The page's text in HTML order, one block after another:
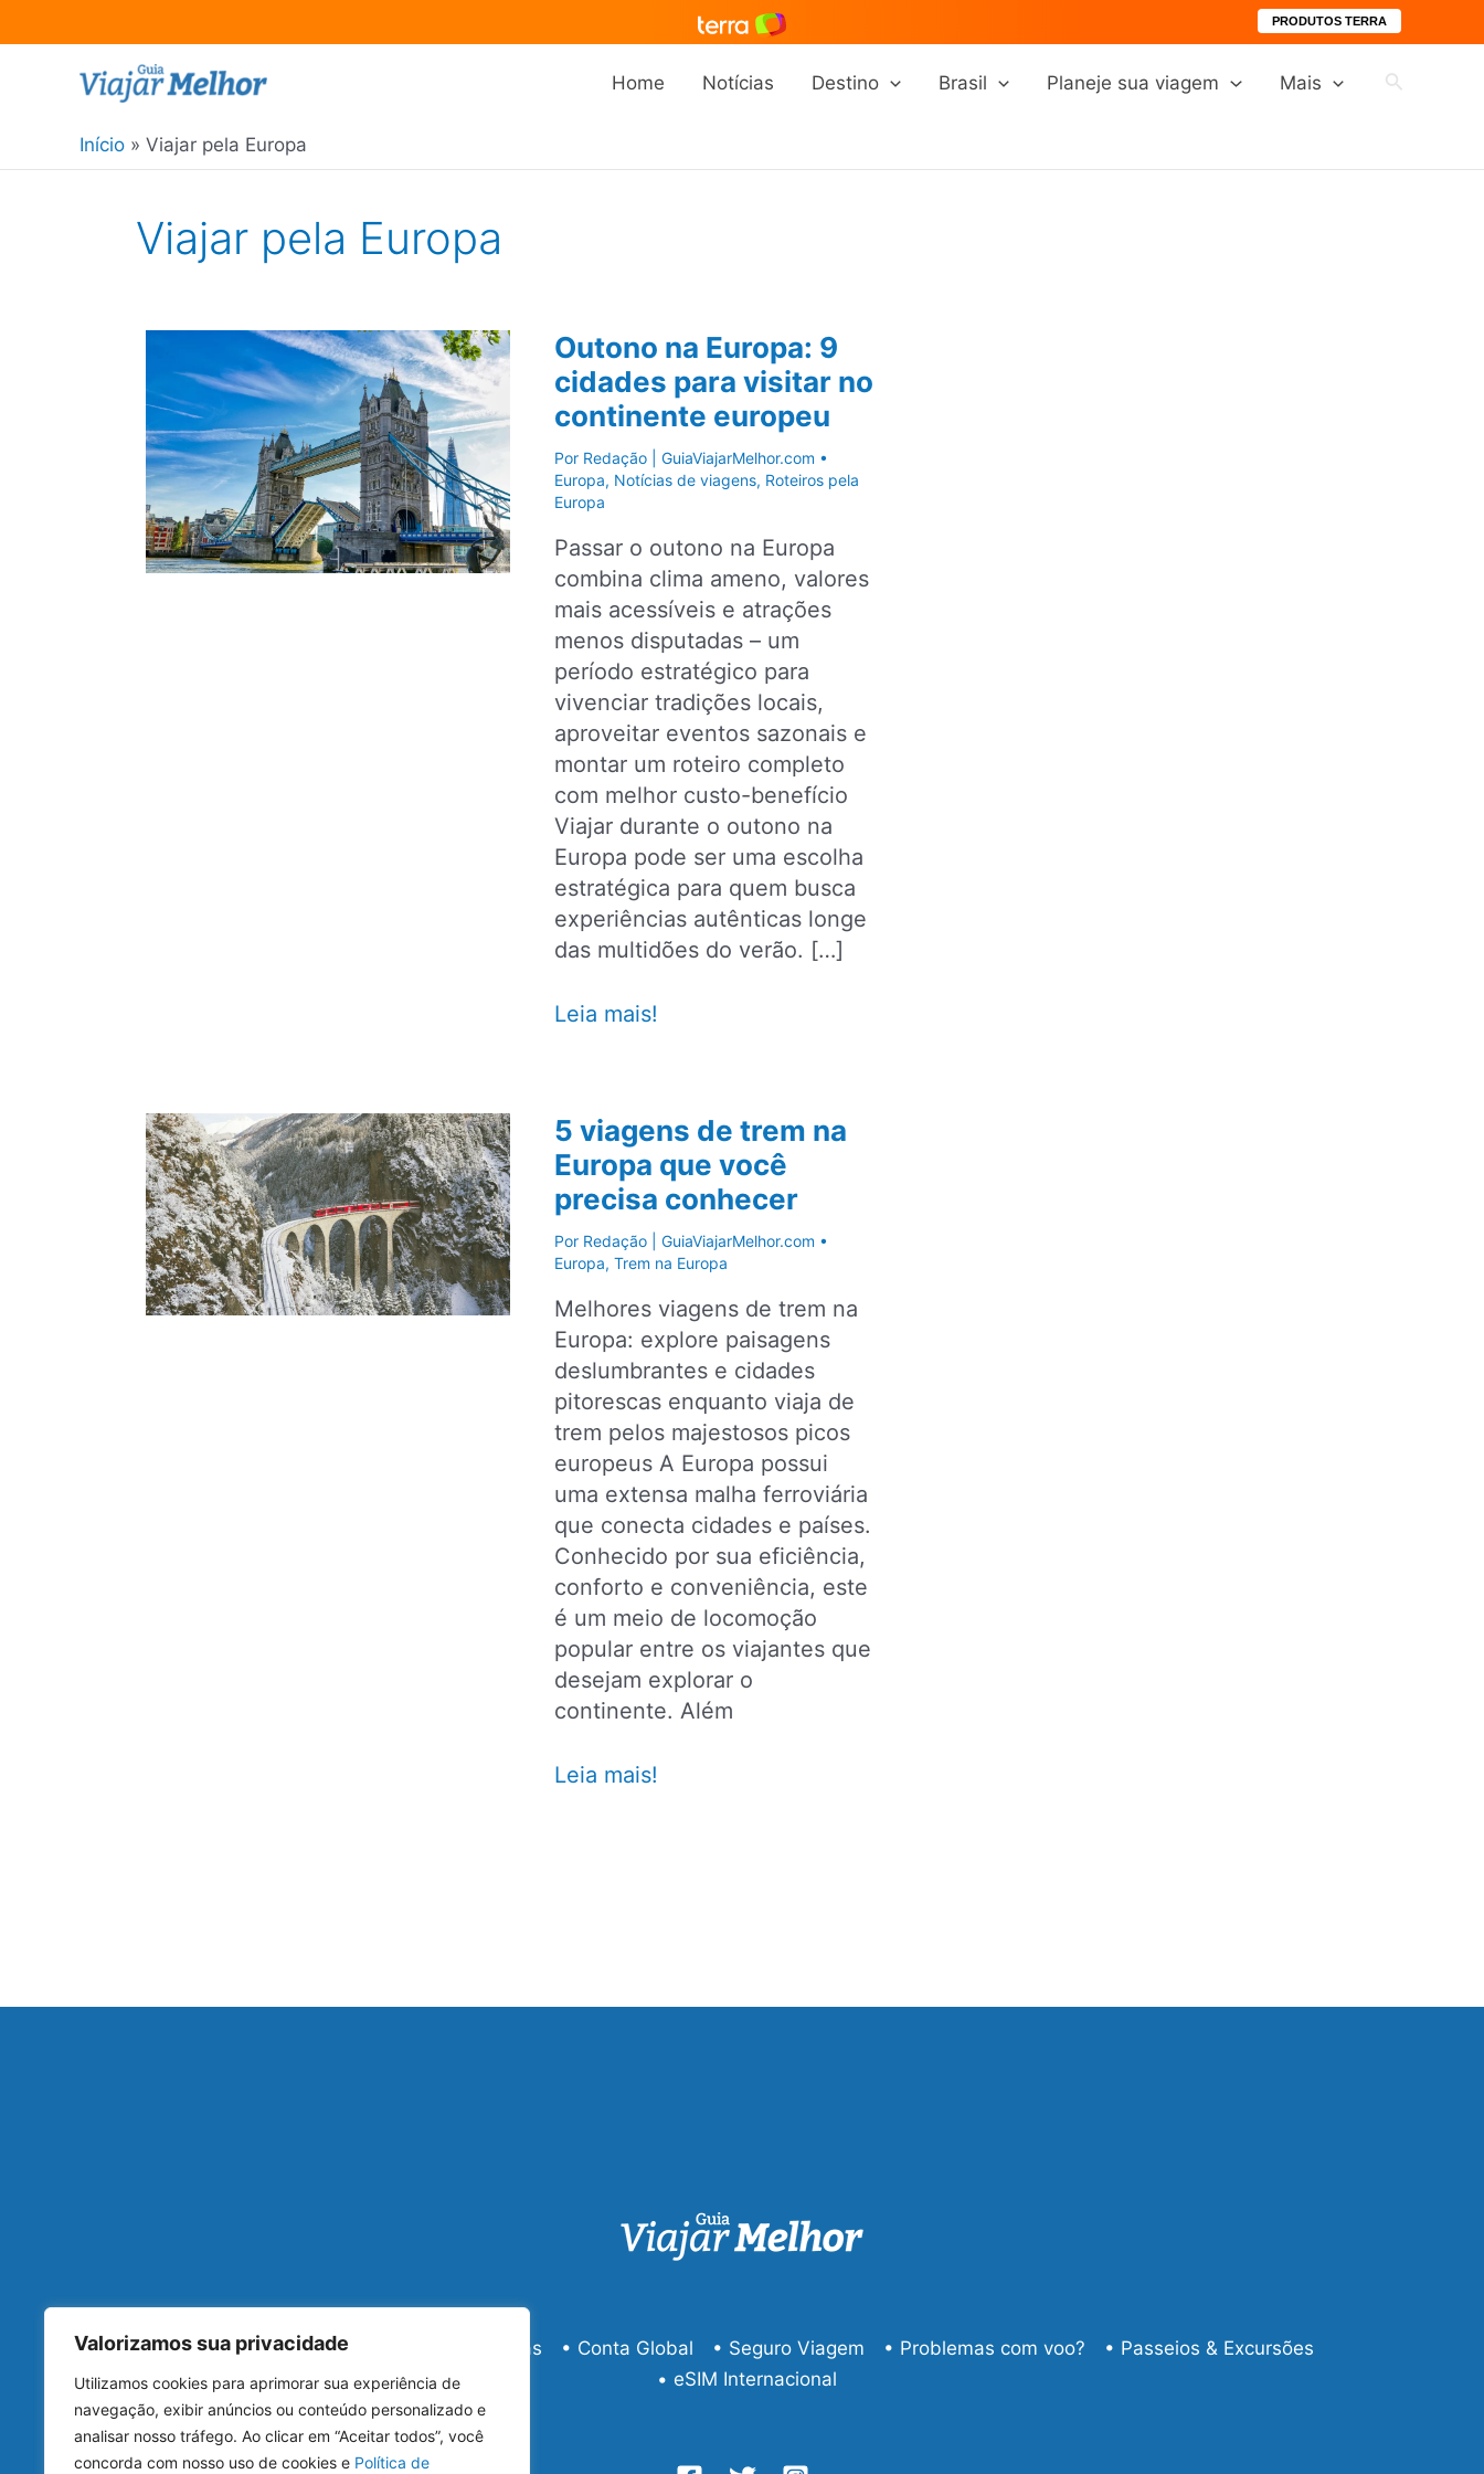
Valorizamos sua privacidade
Utilizamos cookies para aprimorar sua experiência de
navegação, exibir anúncios ou conteúdo personalizado e
analisar nosso tráfego. Ao clicar em “Aceitar todos”, você
concorda com nosso uso de cookies e Política de
PRODUTOS TERRA
conteúdo
Home Notícias Destino Brasil Planeje sua viagem Mais Pesquisar
Início Viajar pela Europa
Viajar pela Europa
Outono na Europa: 9
cidades para visitar no
continente europeu
Por Redação | GuiaViajarMelhor.com •
Europa, Notícias de viagens, Roteiros pela
Europa
Passar o outono na Europa
combina clima ameno, valores
mais acessíveis e atrações
menos disputadas – um
período estratégico para
vivenciar tradições locais,
aproveitar eventos sazonais e
montar um roteiro completo
com melhor custo-benefício
Viajar durante o outono na
Europa pode ser uma escolha
estratégica para quem busca
experiências autênticas longe
das multidões do verão. […]
Outono
cidades
para
visitar
no
continente
Leia mais!
5 viagens de trem na
Europa que você
precisa conhecer
Por Redação | GuiaViajarMelhor.com •
Europa, Trem na Europa
Melhores viagens de trem na
Europa: explore paisagens
deslumbrantes e cidades
pitorescas enquanto viaja de
trem pelos majestosos picos
europeus A Europa possui
uma extensa malha ferroviária
que conecta cidades e países.
Conhecido por sua eficiência,
conforto e conveniência, este
é um meio de locomoção
popular entre os viajantes que
desejam explorar o
continente. Além
5Leia mais!
• Reserva de Hotéis • Passagens Aéreas • Conta Global • Seguro Viagem • Problemas com voo?
• Passeios & Excursões
• eSIM Internacional